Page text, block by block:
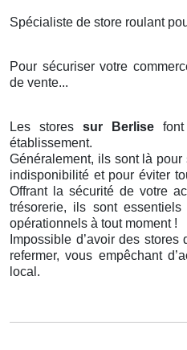
Spécialiste de store roulant
Pour sécuriser votre
de vente...
Les stores sur Berlise
établissement.
Généralement, ils sont là
indisponibilité et pour éviter
Offrant la sécurité de votre
trésorerie, ils sont
opérationnels à tout moment !
Impossible d’avoir des
refermer, vous empêchant
local.